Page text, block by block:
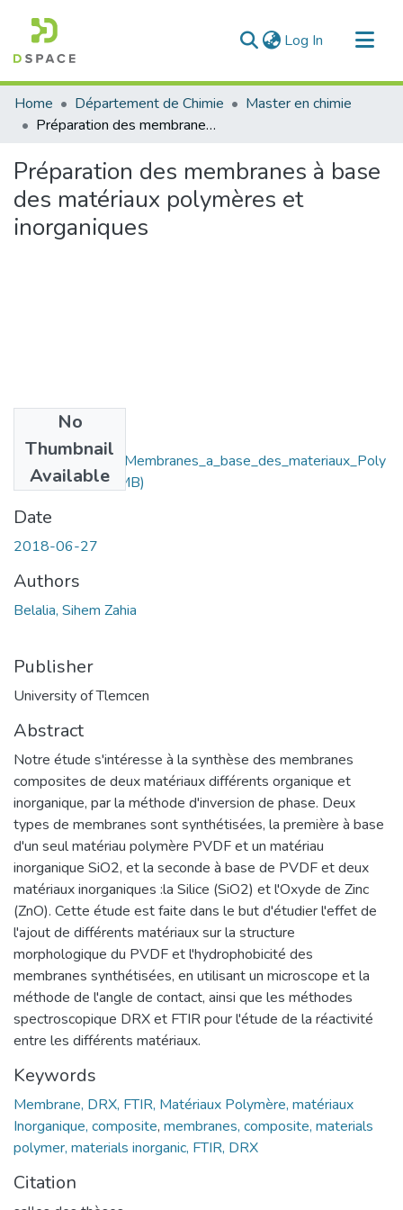
Log In (current)
Communities & Collections
All of DSpace
Home Département de Chimie
Master en chimie
Préparation des membranes à base des matériaux polymères et inorganiques
Préparation des membranes à base
des matériaux polymères et
inorganiques
No
Thumbnail
Available
Preparation_des_Membranes_a_base_des_materiaux_Poly
meres.pdf(3.78 MB)
Date
2018-06-27
Authors
Belalia, Sihem Zahia
Publisher
University of Tlemcen
Abstract
Notre étude s'intéresse à la synthèse des membranes
composites de deux matériaux différents organique et
inorganique, par la méthode d'inversion de phase. Deux
types de membranes sont synthétisées, la première à base
d'un seul matériau polymère PVDF et un matériau
inorganique SiO2, et la seconde à base de PVDF et deux
matériaux inorganiques :la Silice (SiO2) et l'Oxyde de Zinc
(ZnO). Cette étude est faite dans le but d'étudier l'effet de
l'ajout de différents matériaux sur la structure
morphologique du PVDF et l'hydrophobicité des
membranes synthétisées, en utilisant un microscope et la
méthode de l'angle de contact, ainsi que les méthodes
spectroscopique DRX et FTIR pour l'étude de la réactivité
entre les différents matériaux.
Keywords
Membrane, DRX, FTIR, Matériaux Polymère, matériaux
Inorganique, composite, membranes, composite, materials
polymer, materials inorganic, FTIR, DRX
Citation